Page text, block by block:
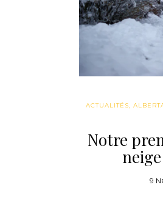
ACTUALITÉS,
Notre
9